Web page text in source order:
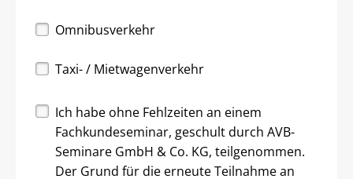
Omnibusverkehr
Taxi- / Mietwagenverkehr
Ich habe ohne Fehlzeiten an einem
Fachkundeseminar, geschult durch AVB-
Seminare GmbH & Co. KG, teilgenommen.
Der Grund für die erneute Teilnahme an